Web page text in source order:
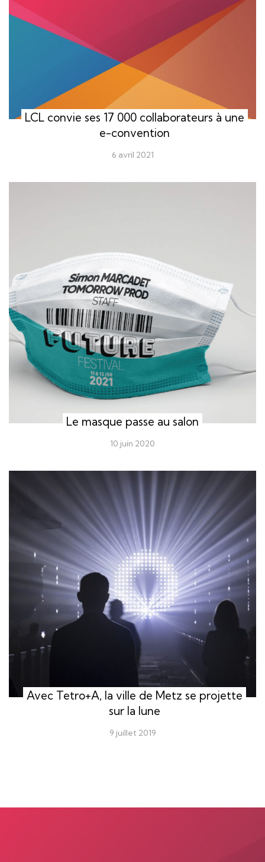
LCL convie ses 17 000 collaborateurs à une
e-convention
6 avril 2021
Le masque passe au salon
10 juin 2020
Avec Tetro+A, la ville de Metz se projette
sur la lune
9 juillet 2019